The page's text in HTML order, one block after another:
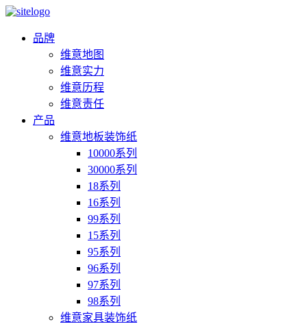
品牌
维意地图
维意实力
维意历程
维意责任
产品
维意地板装饰纸
10000系列
30000系列
18系列
16系列
99系列
15系列
95系列
96系列
97系列
98系列
维意家具装饰纸